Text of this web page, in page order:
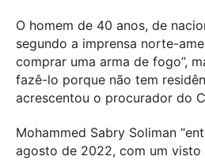
O homem de 40 anos, de
segundo a imprensa norte-
comprar uma arma de fogo”,
fazê-lo porque não tem
acrescentou o procurador do
Mohammed Sabry Soliman
agosto de 2022, com um visto